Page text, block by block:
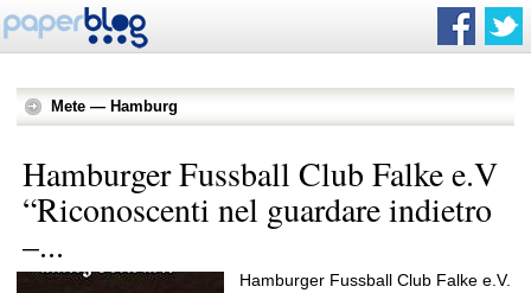
Mete — Hamburg
Hamburger Fussball Club Falke e.V
“Riconoscenti nel guardare indietro
–...
Hamburger Fussball Club Falke e.V.